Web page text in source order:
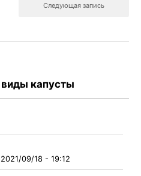
Следующая запись
капусты
09/18 - 19:12